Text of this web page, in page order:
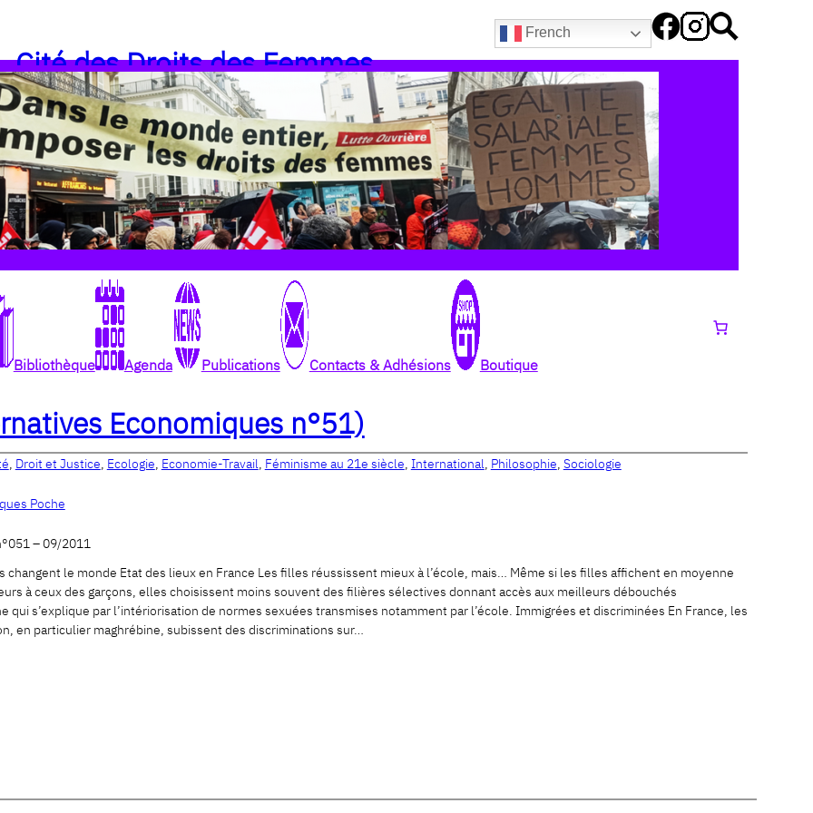
French
Cité des Droits des Femmes
Bibliothèque Agenda Publications Contacts & Adhésions Boutique
Economiques n°51)
, Droit et Justice, Ecologie, Economie-Travail, Féminisme au 21e siècle, International, Philosophie, Sociologie
Poche
– 09/2011
changent le monde Etat des lieux en France Les filles réussissent mieux à l’école, mais… Même si les filles affichent en moyenne
à ceux des garçons, elles choisissent moins souvent des filières sélectives donnant accès aux meilleurs débouchés
qui s’explique par l’intériorisation de normes sexuées transmises notamment par l’école. Immigrées et discriminées En France, les
en particulier maghrébine, subissent des discriminations sur…